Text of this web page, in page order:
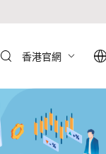
香港官網